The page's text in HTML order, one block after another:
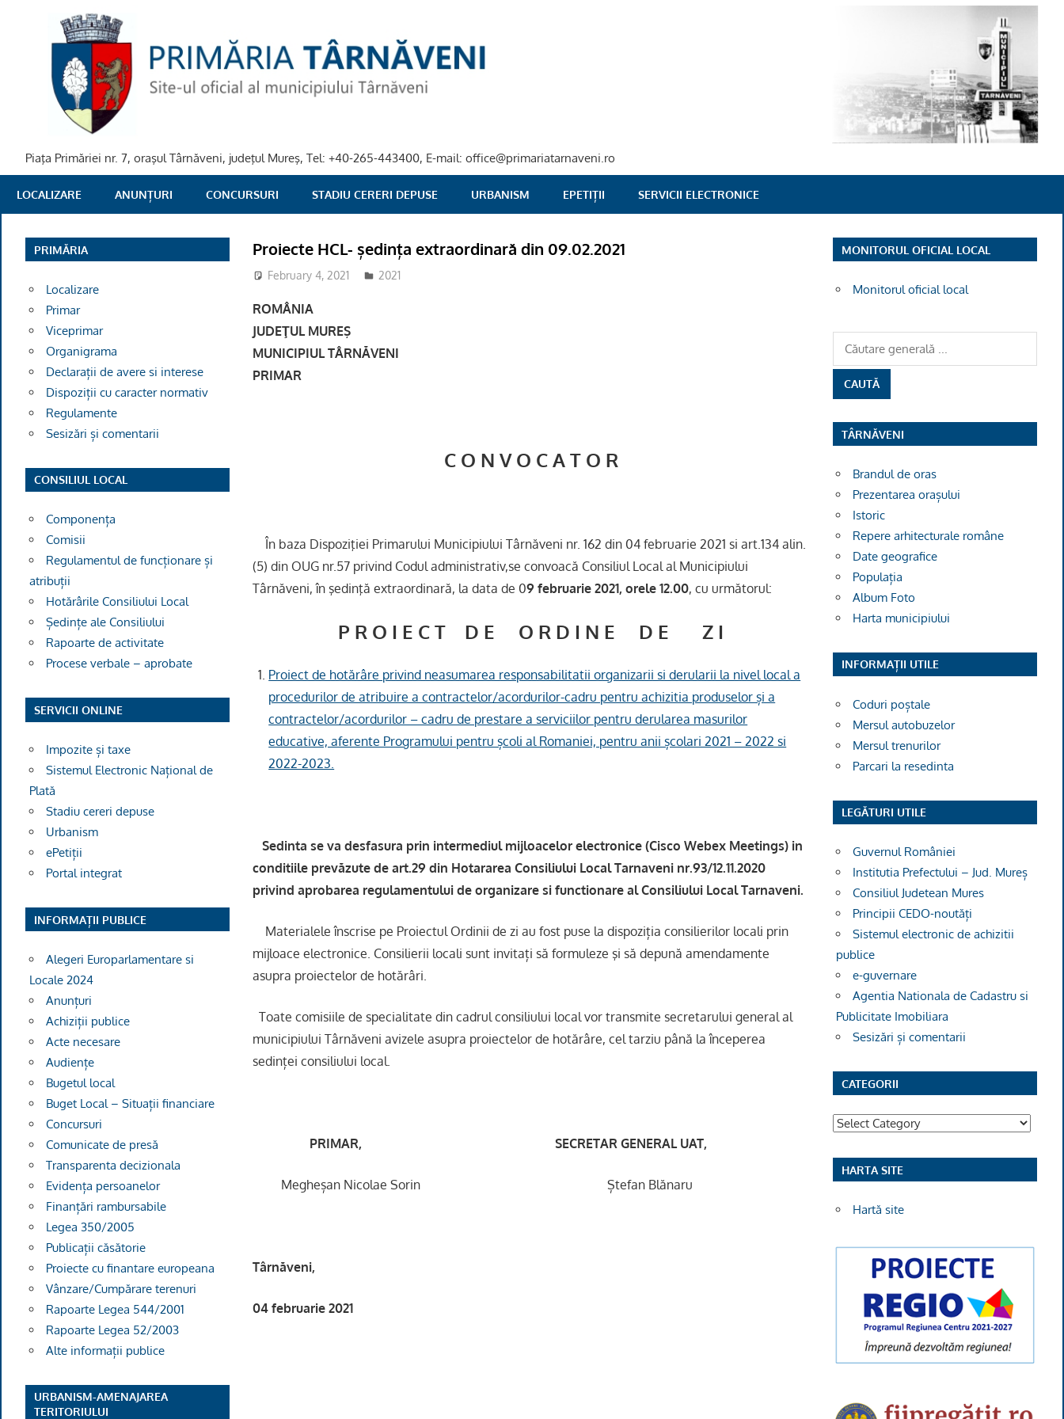
PRIMARIA
TARNAVENI
Piaţa Primăriei nr. 7, oraşul Târnăveni, judeţul Mureş, Tel: +40-265-443400, E-mail: office@primariatarnaveni.ro
LOCALIZARE ANUNȚURI CONCURSURI STADIU CERERI DEPUSE URBANISM EPETIȚII SERVICII ELECTRONICE
Proiecte HCL- ședința extraordinară din 09.02.2021
February 4, 2021 adm-cmds
2021
ROMÂNIA
JUDEŢUL MUREŞ
MUNICIPIUL TÂRNĂVENI
PRIMAR
C O N V O C A T O R
În baza Dispoziţiei Primarului Municipiului Târnăveni nr. 162 din 04 februarie 2021 si art.134 alin.
(5) din OUG nr.57 privind Codul administrativ,se convoacă Consiliul Local al Municipiului
Târnăveni, în şedinţă extraordinară, la data de 09 februarie 2021, orele 12.00, cu următorul:
P R O I E C T D E O R D I N E D E Z I
Proiect de hotărâre privind neasumarea responsabilitatii organizarii si derularii la nivel local a
procedurilor de atribuire a contractelor/acordurilor-cadru pentru achizitia produselor și a
contractelor/acordurilor – cadru de prestare a serviciilor pentru derularea masurilor
educative, aferente Programului pentru școli al Romaniei, pentru anii școlari 2021 – 2022 si
2022-2023.
Sedinta se va desfasura prin intermediul mijloacelor electronice (Cisco Webex Meetings) in
conditiile prevăzute de art.29 din Hotararea Consiliului Local Tarnaveni nr.93/12.11.2020
privind aprobarea regulamentului de organizare si functionare al Consiliului Local Tarnaveni.
Materialele înscrise pe Proiectul Ordinii de zi au fost puse la dispoziția consilierilor locali prin
mijloace electronice. Consilierii locali sunt invitați să formuleze şi să depună amendamente
asupra proiectelor de hotărâri.
Toate comisiile de specialitate din cadrul consiliului local vor transmite secretarului general al
municipiului Târnăveni avizele asupra proiectelor de hotărâre, cel tarziu până la începerea
sedinței consiliului local.
PRIMAR, SECRETAR GENERAL UAT,
Megheșan Nicolae Sorin Ștefan Blănaru
Târnăveni,
04 februarie 2021
PRIMĂRIA
Localizare
Primar
Viceprimar
Organigrama
Declarații de avere si interese
Dispoziții cu caracter normativ
Regulamente
Sesizări și comentarii
CONSILIUL LOCAL
Componența
Comisii
Regulamentul de funcționare și
atribuții
Hotărârile Consiliului Local
Ședințe ale Consiliului
Rapoarte de activitate
Procese verbale – aprobate
SERVICII ONLINE
Impozite și taxe
Sistemul Electronic Național de
Plată
Stadiu cereri depuse
Urbanism
ePetiții
Portal integrat
INFORMAȚII PUBLICE
Alegeri Europarlamentare si
Locale 2024
Anunțuri
Achiziții publice
Acte necesare
Audiențe
Bugetul local
Buget Local – Situații financiare
Concursuri
Comunicate de presă
Transparenta decizionala
Evidența persoanelor
Finanțări rambursabile
Legea 350/2005
Publicații căsătorie
Proiecte cu finantare europeana
Vânzare/Cumpărare terenuri
Rapoarte Legea 544/2001
Rapoarte Legea 52/2003
Alte informații publice
URBANISM-AMENAJAREA
TERITORIULUI
MONITORUL OFICIAL LOCAL
Monitorul oficial local
TÂRNĂVENI
Brandul de oras
Prezentarea orașului
Istoric
Repere arhitecturale române
Date geografice
Populația
Album Foto
Harta municipiului
INFORMAȚII UTILE
Coduri poștale
Mersul autobuzelor
Mersul trenurilor
Parcari la resedinta
LEGĂTURI UTILE
Guvernul României
Institutia Prefectului – Jud. Mureș
Consiliul Judetean Mures
Principii CEDO-noutăți
Sistemul electronic de achizitii
publice
e-guvernare
Agentia Nationala de Cadastru si
Publicitate Imobiliara
Sesizări și comentarii
CATEGORII
Categorii
HARTA SITE
Hartă site